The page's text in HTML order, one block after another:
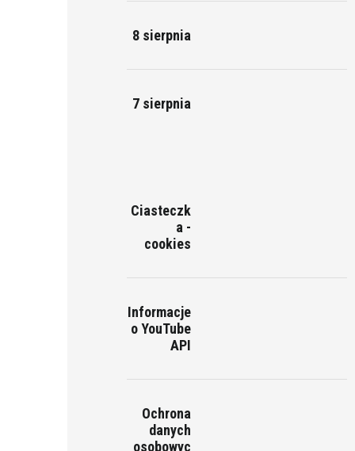
8 sierpnia
7 sierpnia
Ciasteczk
a -
cookies
Informacje
o YouTube
API
Ochrona
danych
osobowyc